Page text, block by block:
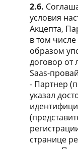
2.6.
условия
Акцепта,
в том
образом
договор от
Saas-
- Партнер
указал
странице